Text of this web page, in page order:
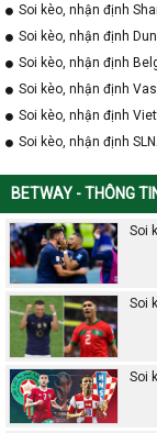
Soi kèo, nhận định
Soi kèo, nhận định
Soi kèo, nhận định
Soi kèo, nhận định
Soi kèo, nhận định
Soi kèo, nhận định
BETWAY - THÔNG
Soi
Soi
Soi